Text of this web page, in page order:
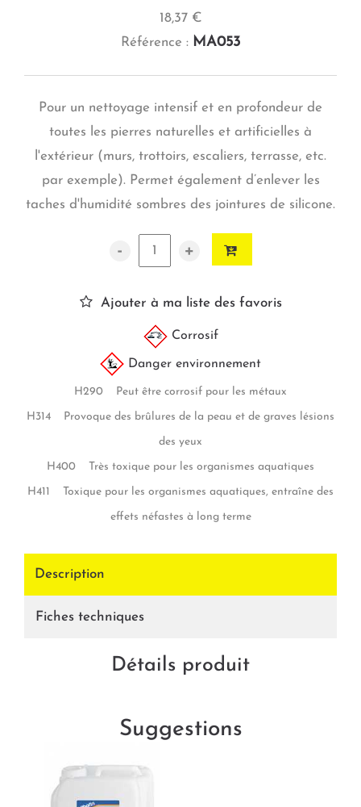
18,37 €
Référence : MA053
Pour un nettoyage intensif et en profondeur de
toutes les pierres naturelles et artificielles à
l'extérieur (murs, trottoirs, escaliers, terrasse, etc.
par exemple). Permet également d’enlever les
taches d'humidité sombres des jointures de silicone.
- +
Ajouter à ma liste des favoris
Corrosif
Danger environnement
H290 Peut être corrosif pour les métaux
H314 Provoque des brûlures de la peau et de graves lésions
des yeux
H400 Très toxique pour les organismes aquatiques
H411 Toxique pour les organismes aquatiques, entraîne des
effets néfastes à long terme
Description
Fiches techniques
Détails produit
Suggestions